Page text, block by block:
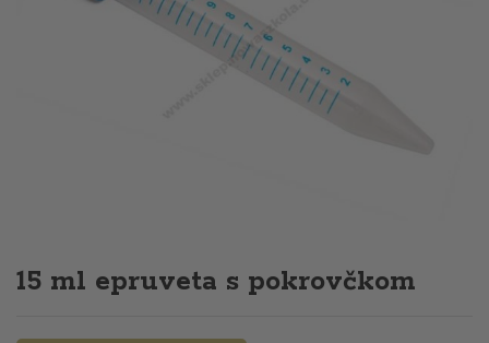
15 ml epruveta s pokrovčkom